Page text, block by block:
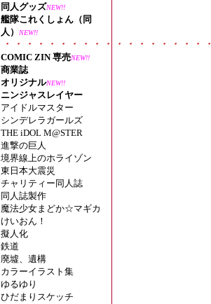
同人グッズNEW!!
艦隊これくしょん（同
人）
NEW!!
・・・・・・・・・・・・・・・・・・・
COMIC ZIN 専売NEW!!
商業誌
オリジナルNEW!!
ニンジャスレイヤー
アイドルマスター
シンデレラガールズ
THE iDOL M@STER
進撃の巨人
境界線上のホライゾン
東日本大震災
チャリティー同人誌
同人誌製作
魔法少女まどか☆マギカ
けいおん！
擬人化
鉄道
廃墟、遺構
カラーイラスト集
ゆるゆり
ひだまりスケッチ